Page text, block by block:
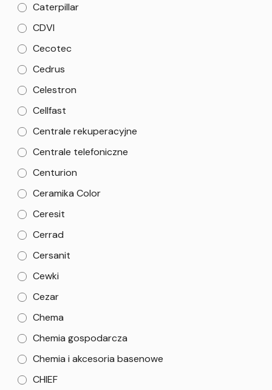
Caterpillar
CDVI
Cecotec
Cedrus
Celestron
Cellfast
Centrale rekuperacyjne
Centrale telefoniczne
Centurion
Ceramika Color
Ceresit
Cerrad
Cersanit
Cewki
Cezar
Chema
Chemia gospodarcza
Chemia i akcesoria basenowe
CHIEF